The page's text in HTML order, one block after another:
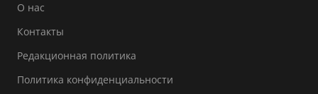
О нас
Контакты
Редакционная политика
Политика конфиденциальности